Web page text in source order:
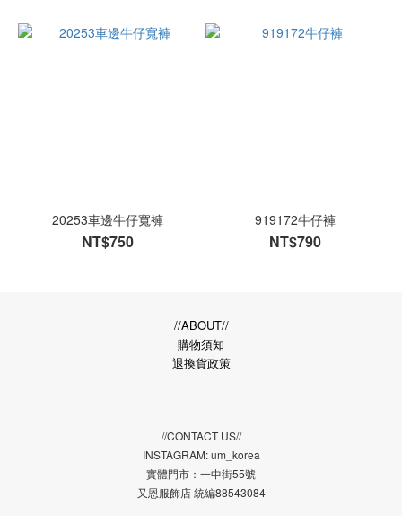
20253車邊牛仔寬褲
NT$750
919172牛仔褲
NT$790
//ABOUT//
購物須知
退換貨政策
//CONTACT US//
INSTAGRAM: um_korea
實體門市：一中街55號
又恩服飾店 統編88543084